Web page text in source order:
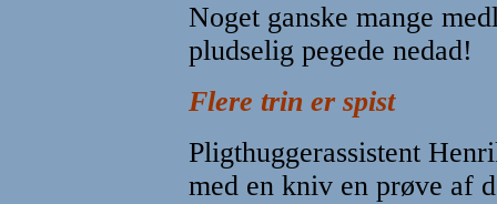
Noget ganske mange
pludselig pegede nedad!
Flere trin er spist
Pligthuggerassistent
med en kniv en prøve af